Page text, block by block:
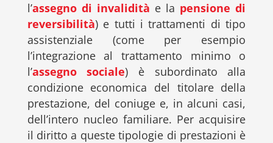
l’assegno di invalidità e la pensione di
reversibilità) e tutti i trattamenti di tipo
assistenziale (come per esempio
l’integrazione al trattamento minimo o
l’assegno sociale) è subordinato alla
condizione economica del titolare della
prestazione, del coniuge e, in alcuni casi,
dell’intero nucleo familiare. Per acquisire
il diritto a queste tipologie di prestazioni è